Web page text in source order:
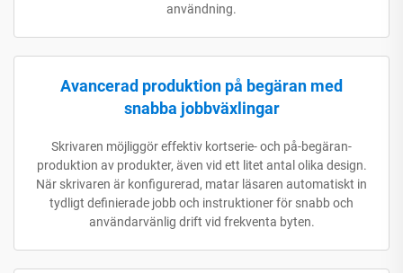
användning.
Avancerad produktion på begäran med
snabba jobbväxlingar
Skrivaren möjliggör effektiv kortserie- och på-begäran-
produktion av produkter, även vid ett litet antal olika design.
När skrivaren är konfigurerad, matar läsaren automatiskt in
tydligt definierade jobb och instruktioner för snabb och
användarvänlig drift vid frekventa byten.